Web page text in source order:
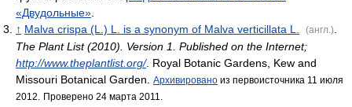
«Двудольные»
↑ Malva crispa (L.) L. is a synonym of Malva verticillata L. (англ.)
The Plant List (2010). Version 1. Published on the Internet;
http://www.theplantlist.org/. Royal Botanic Gardens, Kew and
Missouri Botanical Garden.
Архивировано из первоисточника 11 июля
2012.
Проверено 24 марта 2011.